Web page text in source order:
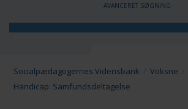
AVANCERET SØGNING
Voksne
Socialpædagogernes Vidensbank
Voksne
Handicap: Samfundsdeltagelse